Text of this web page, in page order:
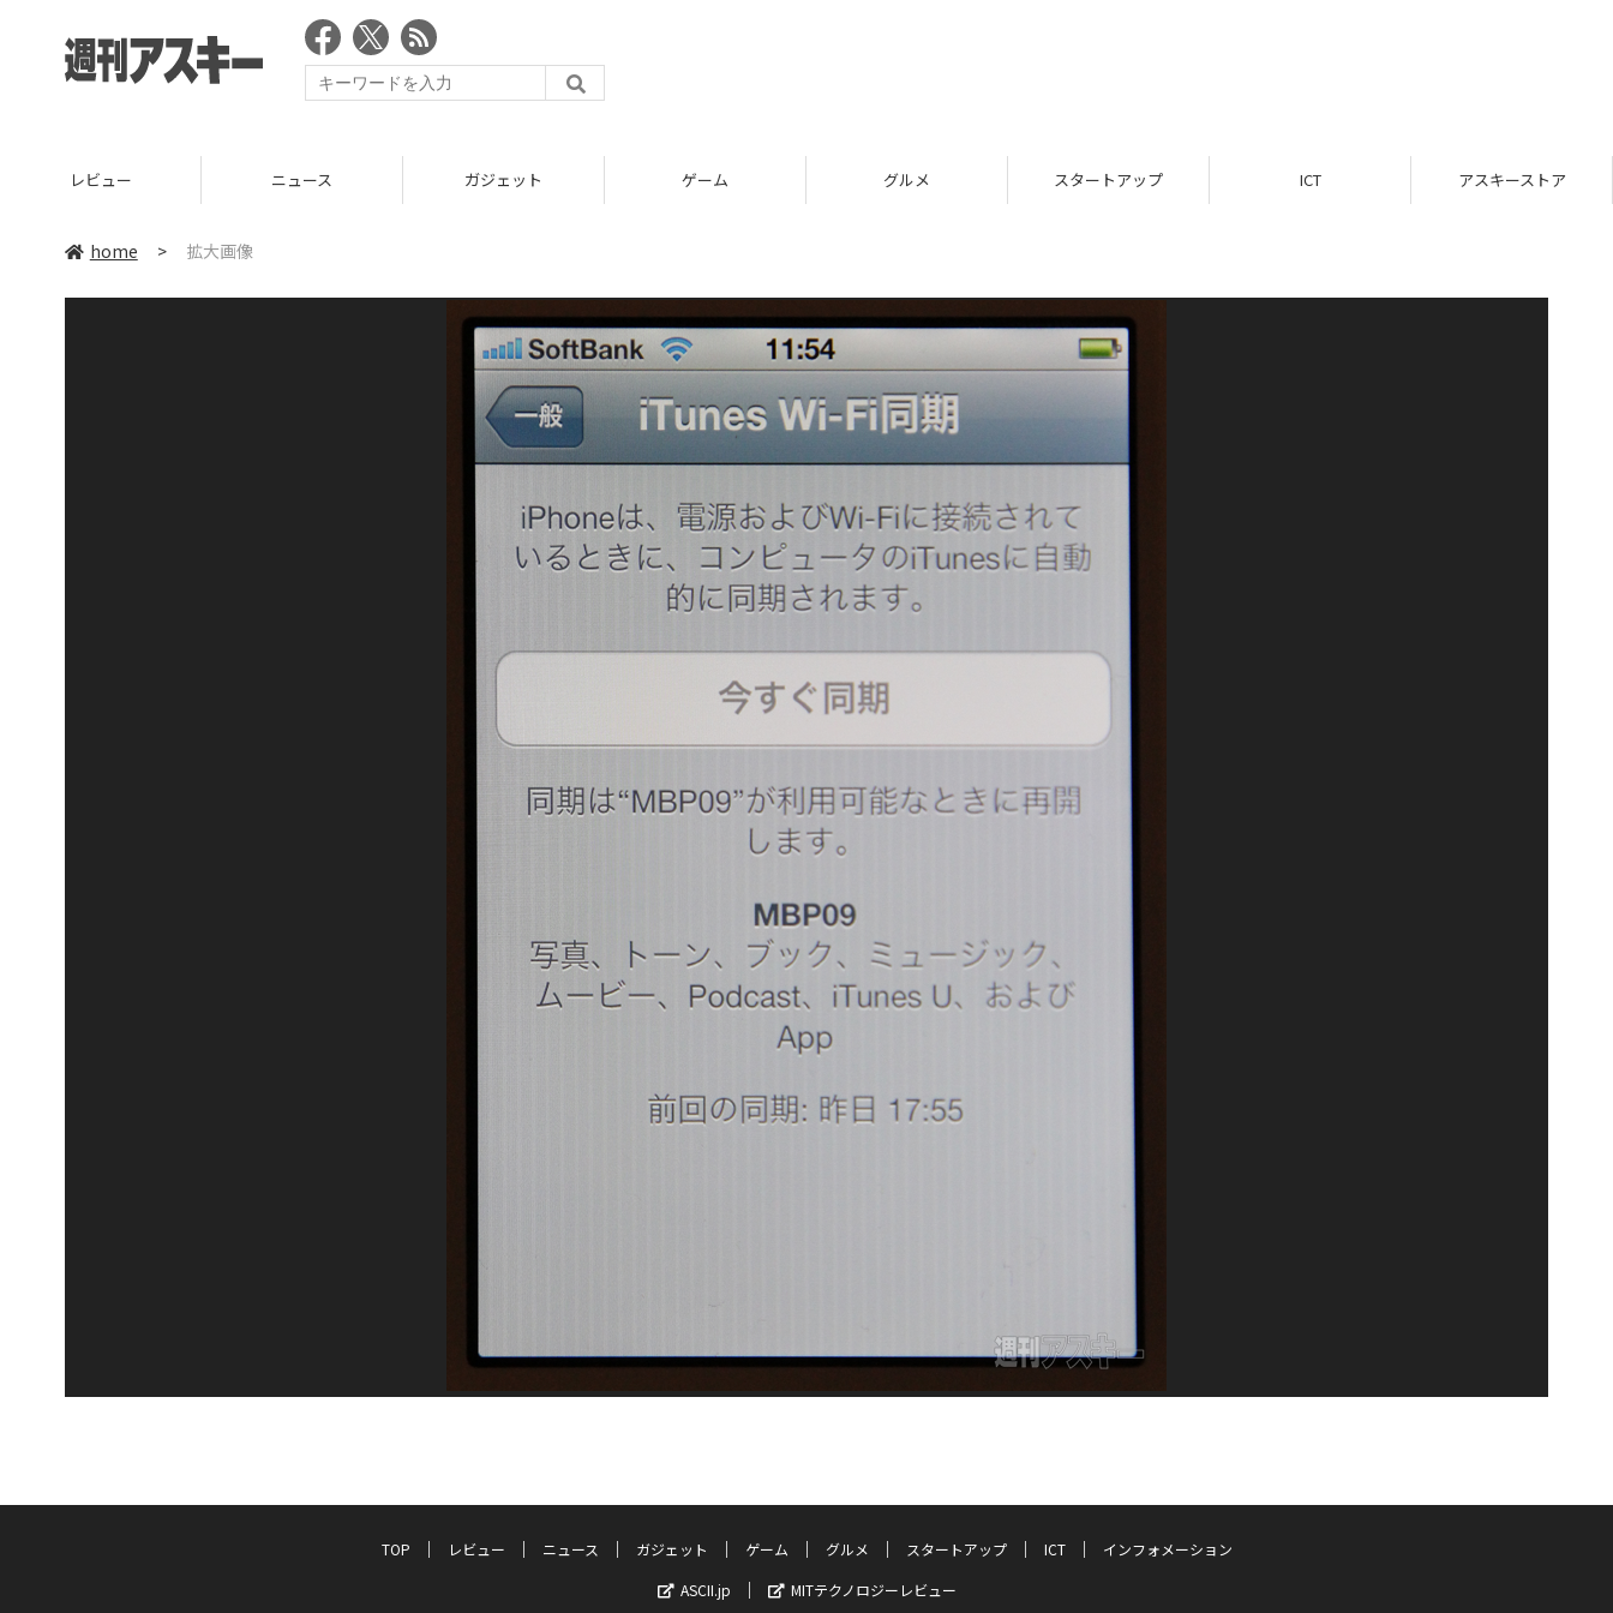
レビュー ニュース ガジェット ゲーム グルメ スタートアップ ICT アスキーストア
home > 拡大画像
TOP レビュー ニュース ガジェット ゲーム グルメ スタートアップ ICT
インフォメーション
ASCII.jp
MITテクノロジーレビュー